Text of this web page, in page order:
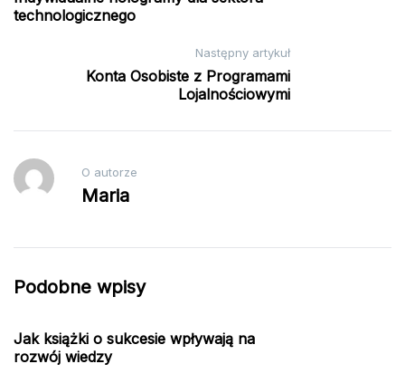
technologicznego
Następny artykuł
Konta Osobiste z Programami
Lojalnościowymi
O autorze
Maria
Podobne wpisy
Jak książki o sukcesie wpływają na
rozwój wiedzy